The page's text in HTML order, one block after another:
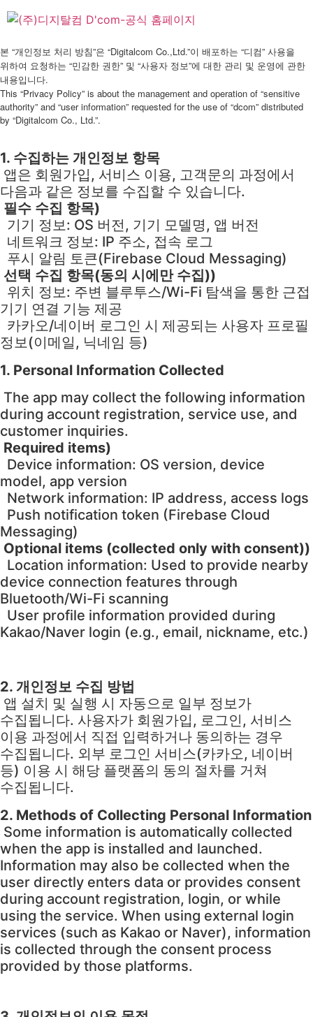
Skip
to
본 “개인정보 처리 방침”은 “Digitalcom Co.,Ltd.”이 배포하는 “디컴” 사용을
위하여 요청하는 “민감한 권한” 및 “사용자 정보”에 대한 관리 및 운영에 관한
내용입니다.
This “Privacy Policy” is about the management and operation of “sensitive
authority” and “user information” requested for the use of “dcom” distributed
by “Digitalcom Co., Ltd.”.
1. 수집하는 개인정보 항목
앱은 회원가입, 서비스 이용, 고객문의 과정에서
다음과 같은 정보를 수집할 수 있습니다.
필수 수집 항목)
기기 정보: OS 버전, 기기 모델명, 앱 버전
네트워크 정보: IP 주소, 접속 로그
푸시 알림 토큰(Firebase Cloud Messaging)
선택 수집 항목(동의 시에만 수집))
위치 정보: 주변 블루투스/Wi-Fi 탐색을 통한 근접
기기 연결 기능 제공
카카오/네이버 로그인 시 제공되는 사용자 프로필
정보(이메일, 닉네임 등)
1. Personal Information Collected
The app may collect the following information
during account registration, service use, and
customer inquiries.
Required items)
Device information: OS version, device
model, app version
Network information: IP address, access logs
Push notification token (Firebase Cloud
Messaging)
Optional items (collected only with consent))
Location information: Used to provide nearby
device connection features through
Bluetooth/Wi-Fi scanning
User profile information provided during
Kakao/Naver login (e.g., email, nickname, etc.)
2. 개인정보 수집 방법
앱 설치 및 실행 시 자동으로 일부 정보가
수집됩니다. 사용자가 회원가입, 로그인, 서비스
이용 과정에서 직접 입력하거나 동의하는 경우
수집됩니다. 외부 로그인 서비스(카카오, 네이버
등) 이용 시 해당 플랫폼의 동의 절차를 거쳐
수집됩니다.
2. Methods of Collecting Personal Information
Some information is automatically collected
when the app is installed and launched.
Information may also be collected when the
user directly enters data or provides consent
during account registration, login, or while
using the service. When using external login
services (such as Kakao or Naver), information
is collected through the consent process
provided by those platforms.